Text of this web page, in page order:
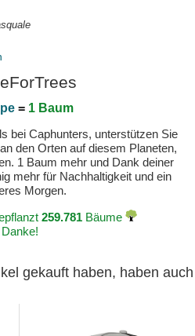
= 1 Baum
bei Caphunters, unterstützen Sie
den Orten auf diesem Planeten,
1 Baum mehr und Dank deiner
mehr für Nachhaltigkeit und ein
Morgen.
259.781Bäume
Danke!
gekauft haben, haben auch